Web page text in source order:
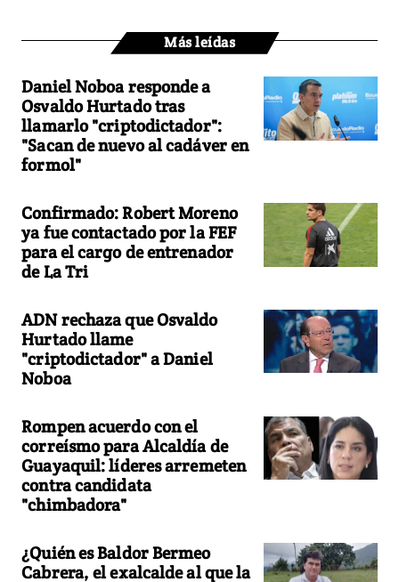
Más leídas
Daniel Noboa responde a
Osvaldo Hurtado tras
llamarlo "criptodictador":
"Sacan de nuevo al cadáver en
formol"
Confirmado: Robert Moreno
ya fue contactado por la FEF
para el cargo de entrenador
de La Tri
ADN rechaza que Osvaldo
Hurtado llame
"criptodictador" a Daniel
Noboa
Rompen acuerdo con el
correísmo para Alcaldía de
Guayaquil: líderes arremeten
contra candidata
"chimbadora"
¿Quién es Baldor Bermeo
Cabrera, el exalcalde al que la